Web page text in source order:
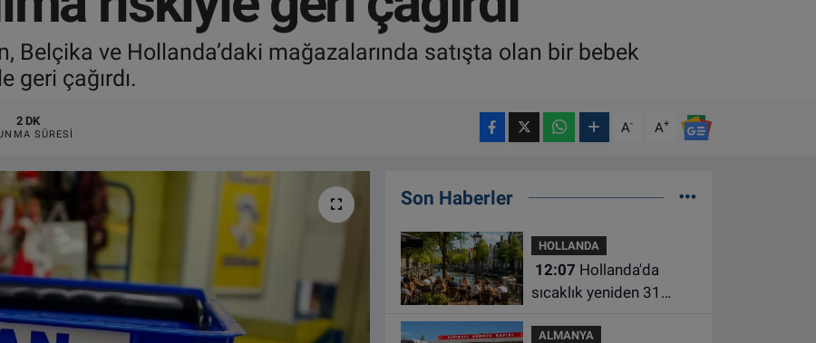
Belçika ve Hollanda’daki mağazalarında satışta olan bir bebek
geri çağırdı.
2 DK
SÜRESI A- A+
Son Haberler
HOLLANDA
12:07
sıcaklık yeniden 31
ALMANYA